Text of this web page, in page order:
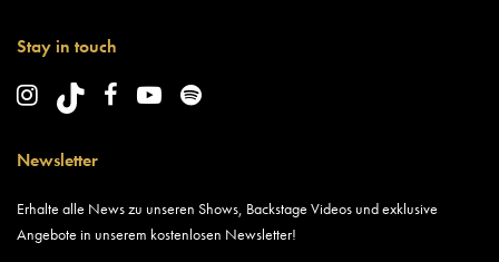
Stay in touch
Newsletter
Erhalte alle News zu unseren Shows, Backstage Videos und exklusive
Angebote in unserem kostenlosen Newsletter!